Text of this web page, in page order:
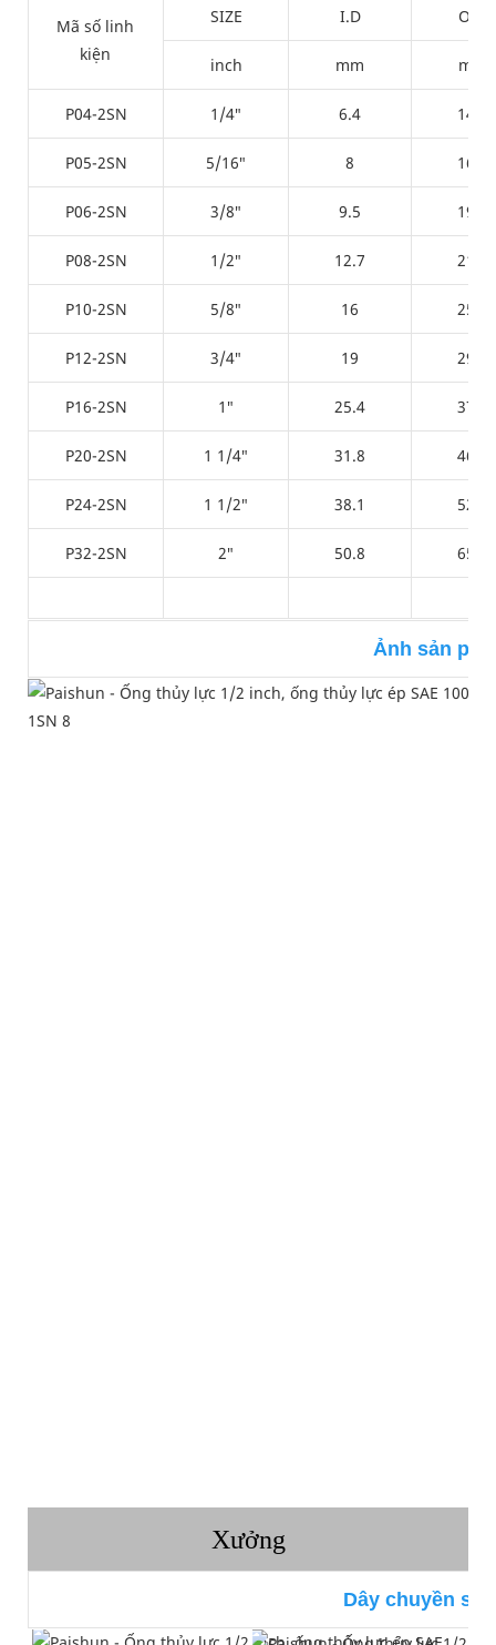
Mã số linh
kiện
SIZE I.D O.D
inch mm mm
P04-2SN 1/4″ 6.4 14.5
P05-2SN 5/16″ 8 16.7
P06-2SN 3/8″ 9.5 19.2
P08-2SN 1/2″ 12.7 21.8
P10-2SN 5/8″ 16 25.4
P12-2SN 3/4″ 19 29.9
P16-2SN 1″ 25.4 37.8
P20-2SN 1 1/4″ 31.8 46.4
P24-2SN 1 1/2″ 38.1 52.7
P32-2SN 2″ 50.8 65.4
Ảnh sản
Xưởng
Dây chuyền